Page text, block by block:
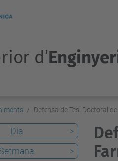
d’
Defensa de Tesi Doctoral
Dia
>
Setmana
>